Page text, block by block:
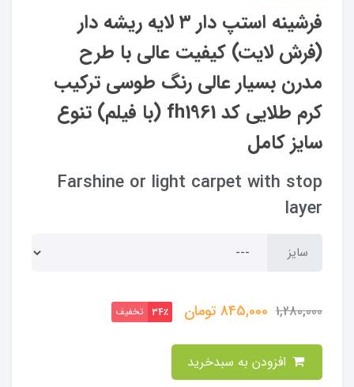
فرشینه استپ دار ۳ لایه ریشه دار
(فرش لایت) کیفیت عالی با طرح
مدرن بسیار عالی رنگ طوسی ترکیب
کرم طلایی کد fh1961 (با فیلم) تنوع
سایز کامل
Farshine or light carpet with stop
layer
سایز
1,280,000
845,000تومان 34٪ تخفیف